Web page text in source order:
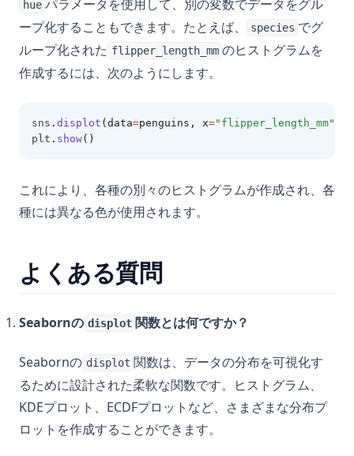
hue パラメータを使用して、別の変数でデータをグル
ープ化することもできます。たとえば、
species でグ
ループ化された flipper_length_mm のヒストグラムを
作成するには、次のようにします。
sns . displot (data=penguins, x="flipper_length_mm"
plt . show()
これにより、各種の別々のヒストグラムが作成され、各
種には異なる色が使用されます。
よくある質問
Seabornの displot 関数とは何ですか？
Seabornの displot 関数は、データの分布を可視化す
るために設計された柔軟な関数です。ヒストグラム、
KDEプロット、ECDFプロットなど、さまざまな分布プ
ロットを作成することができます。